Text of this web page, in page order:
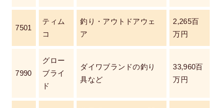
7501
ティム
コ
釣り・アウトドアウェ
ア
2,265百
万円
7990
グロー
ブライ
ド
ダイワブランドの釣り
具など
33,960百
万円